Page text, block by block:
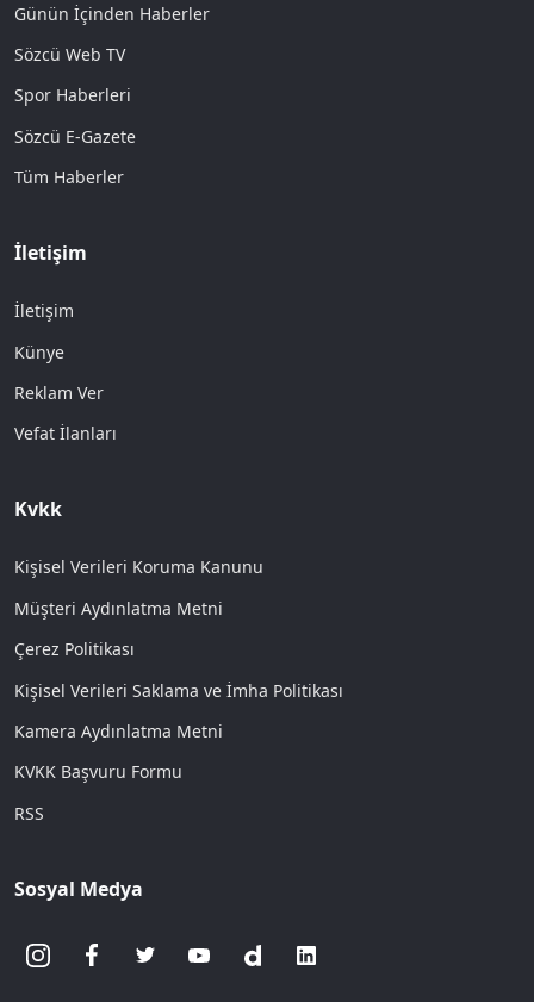
Günün İçinden Haberler
Sözcü Web TV
Spor Haberleri
Sözcü E-Gazete
Tüm Haberler
İletişim
İletişim
Künye
Reklam Ver
Vefat İlanları
Kvkk
Kişisel Verileri Koruma Kanunu
Müşteri Aydınlatma Metni
Çerez Politikası
Kişisel Verileri Saklama ve İmha Politikası
Kamera Aydınlatma Metni
KVKK Başvuru Formu
RSS
Sosyal Medya